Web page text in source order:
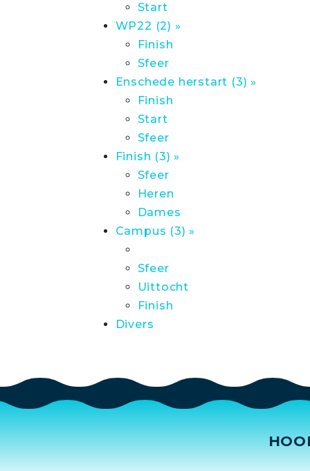
Start
WP22 (2) »
Finish
Sfeer
Enschede herstart (3) »
Finish
Start
Sfeer
Finish (3) »
Sfeer
Heren
Dames
Campus (3) »
Sfeer
Uittocht
Finish
Divers